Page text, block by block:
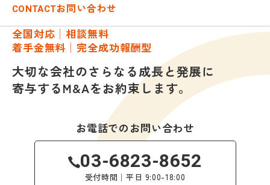
CONTACTお問い合わせ
全国対応│相談無料
着手金無料│完全成功報酬型
大切な会社のさらなる成長と発展に
寄与するM&Aをお約束します。
お電話でのお問い合わせ
03-6823-8652
受付時間│平日 9:00-18:00